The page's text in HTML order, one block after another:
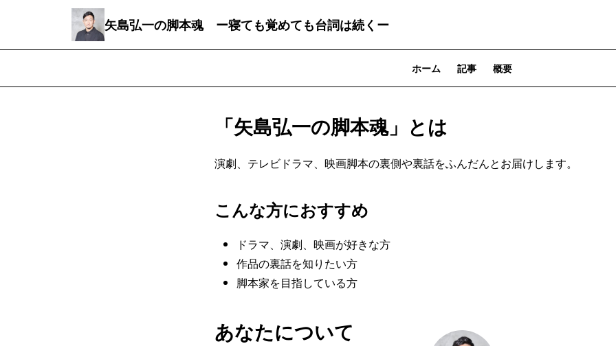
矢島弘一の脚本魂 ー寝ても覚めても台詞は続くー
ホーム 記事 概要
「矢島弘一の脚本魂」とは
演劇、テレビドラマ、映画脚本の裏側や裏話をふんだんとお届けします。
こんな方におすすめ
ドラマ、演劇、映画が好きな方
作品の裏話を知りたい方
脚本家を目指している方
あなたについて